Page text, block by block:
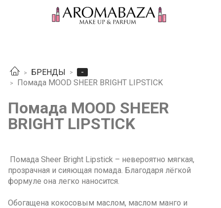
БРЕНДЫ
-
Помада MOOD SHEER BRIGHT LIPSTICK
Помада MOOD SHEER
BRIGHT LIPSTICK
Помада Sheer Bright Lipstick – невероятно мягкая,
прозрачная и сияющая помада. Благодаря лёгкой
формуле она легко наносится.
Обогащена кокосовым маслом, маслом манго и